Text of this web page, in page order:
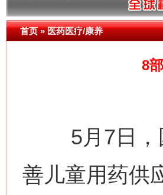
首页»医药医疗/康养
8
5月7日，国
善儿童用药供